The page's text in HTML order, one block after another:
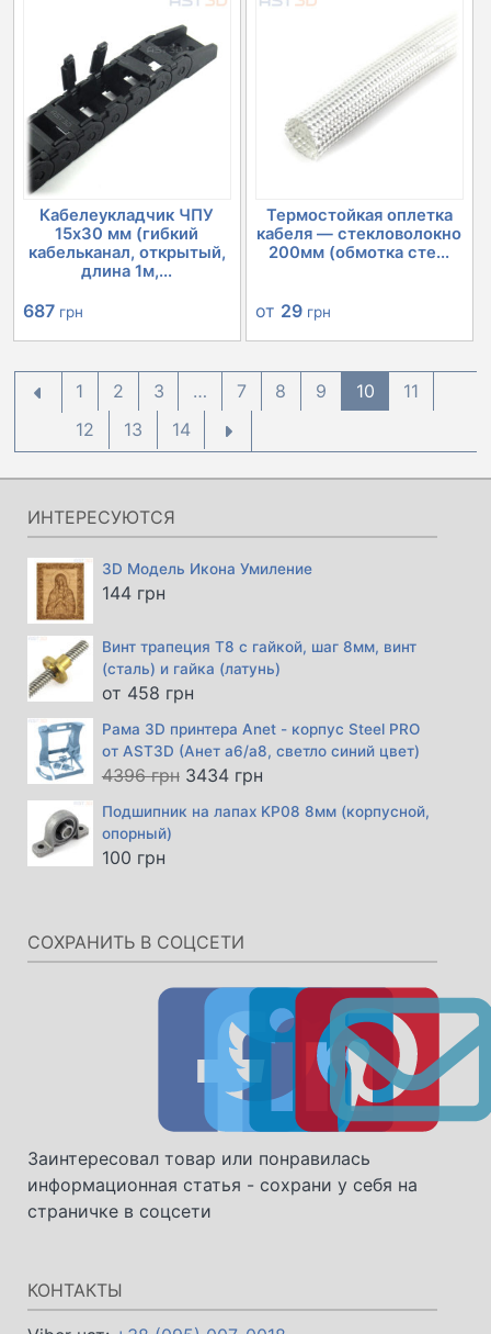
Кабелеукладчик ЧПУ
15х30 мм (гибкий
кабельканал, открытый,
длина 1м,...
687 грн
Термостойкая оплетка
кабеля — стекловолокно
200мм (обмотка сте...
от 29 грн
1 2 3 … 7 8 9 10
11
12
13 14
ИНТЕРЕСУЮТСЯ
3D Модель Икона Умиление
144 грн
Винт трапеция Т8 с гайкой, шаг 8мм, винт
(сталь) и гайка (латунь)
от 458 грн
Рама 3D принтера Anet - корпус Steel PRO
от AST3D (Анет а6/а8, светло синий цвет)
4396грн Первоначальная
3434 грнТекущая
цена:
Подшипник на лапах KP08 8мм (корпусной,
опорный)
100 грн
СОХРАНИТЬ В СОЦСЕТИ
Заинтересовал товар или понравилась
информационная статья - сохрани у себя на
страничке в соцсети
КОНТАКТЫ